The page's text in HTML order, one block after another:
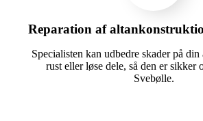
Reparation af
Specialisten kan udbedre skader på din
rust eller løse dele, så den er sikker
Svebølle.